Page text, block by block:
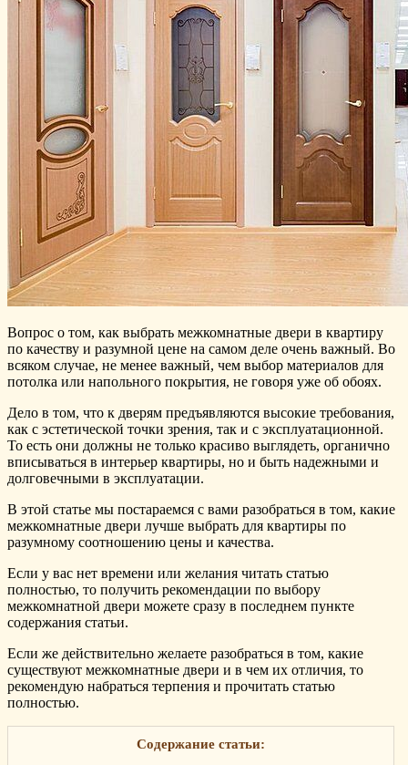
Вопрос о том, как выбрать межкомнатные двери в квартиру
по качеству и разумной цене на самом деле очень важный. Во
всяком случае, не менее важный, чем выбор материалов для
потолка или напольного покрытия, не говоря уже об обоях.
Дело в том, что к дверям предъявляются высокие требования,
как с эстетической точки зрения, так и с эксплуатационной.
То есть они должны не только красиво выглядеть, органично
вписываться в интерьер квартиры, но и быть надежными и
долговечными в эксплуатации.
В этой статье мы постараемся с вами разобраться в том, какие
межкомнатные двери лучше выбрать для квартиры по
разумному соотношению цены и качества.
Если у вас нет времени или желания читать статью
полностью, то получить рекомендации по выбору
межкомнатной двери можете сразу в последнем пункте
содержания статьи.
Если же действительно желаете разобраться в том, какие
существуют межкомнатные двери и в чем их отличия, то
рекомендую набраться терпения и прочитать статью
полностью.
Содержание статьи: